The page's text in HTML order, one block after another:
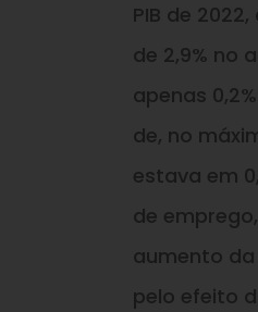
PIB de
de 2,9% no
apenas
de, no
estava em
de
aumento
pelo efeito